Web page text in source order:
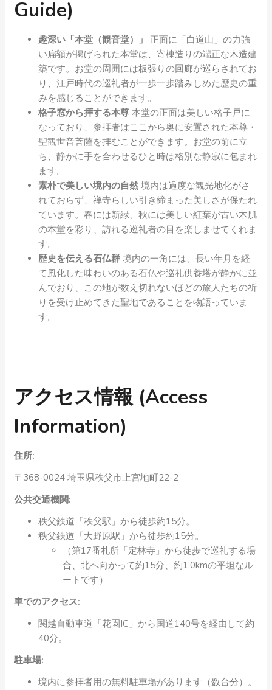
Guide)
趣深い「本堂（観音堂）」 正面に「白道山」の力強
い扁額が掲げられた本堂は、寄棟造りの端正な木造建
築です。お堂の周囲には板張りの回廊が巡らされてお
り、江戸時代の巡礼者が一歩一歩踏みしめた歴史の重
みを感じることができます。
格子窓から拝する本尊 本堂の正面は美しい格子戸に
なっており、参拝者はここから奥に安置された本尊・
聖観世音菩薩を拝むことができます。お堂の前に立
ち、静かに手を合わせるひと時は格別な静寂に包まれ
ます。
素朴で美しい境内の自然 境内は過度な観光地化がさ
れておらず、禅寺らしい引き締まった美しさが保たれ
ています。春には新緑、秋には美しい紅葉が古い木肌
の本堂を彩り、訪れる巡礼者の目を楽しませてくれま
す。
歴史を伝える石仏群 境内の一角には、長い年月を経
て風化した味わいのある石仏や巡礼供養塔が静かに並
んでおり、この地が数え切れないほどの旅人たちの祈
りを受け止めてきた聖地であることを物語っていま
す。
アクセス情報 (Access
Information)
住所:
〒368-0024 埼玉県秩父市上宮地町22-2
公共交通機関:
秩父鉄道「秩父駅」から徒歩約15分。
秩父鉄道「大野原駅」から徒歩約15分。
（第17番札所「定林寺」から徒歩で巡礼する場
合、北へ向かって約15分、約1.0kmの平坦なル
ートです）
車でのアクセス:
関越自動車道「花園IC」から国道140号を経由して約
40分。
駐車場:
境内に参拝者用の無料駐車場があります（数台分）。